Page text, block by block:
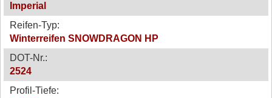
Imperial
Reifen-Typ:
Winterreifen SNOWDRAGON HP
DOT-Nr.:
2524
Profil-Tiefe: